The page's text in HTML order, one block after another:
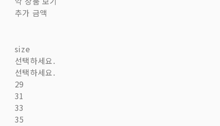
추가 금액
size
선택하세요.
선택하세요.
29
31
33
35